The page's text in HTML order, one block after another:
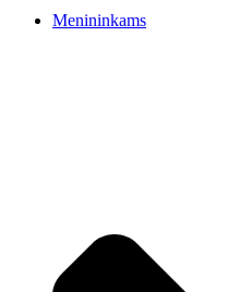
Menininkams